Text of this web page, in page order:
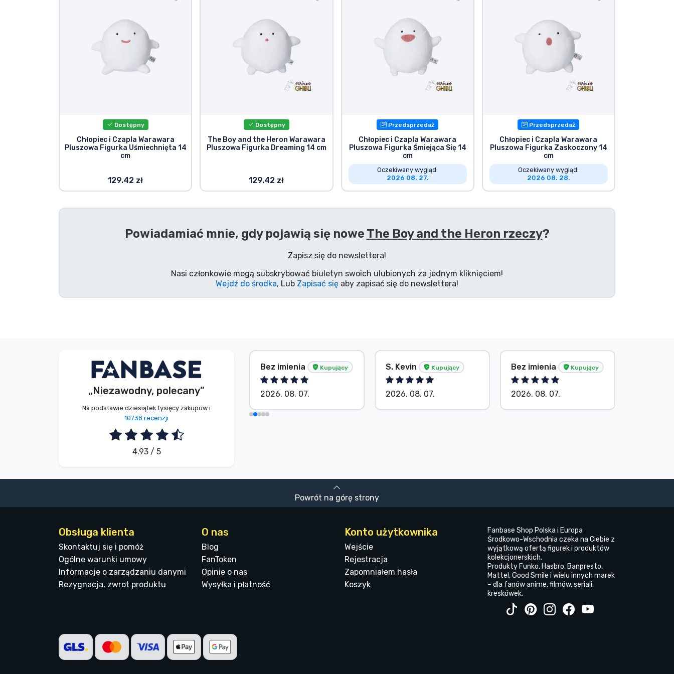
Dostępny
Chłopiec i Czapla Warawara
Pluszowa Figurka Uśmiechnięta 14
cm
129.42 zł
Dostępny
The Boy and the Heron Warawara
Pluszowa Figurka Dreaming 14 cm
129.42 zł
Przedsprzedaż
Chłopiec i Czapla Warawara
Pluszowa Figurka Śmiejąca Się 14
cm
Oczekiwany wygląd:
2026 08. 27.
Przedsprzedaż
Chłopiec i Czapla Warawara
Pluszowa Figurka Zaskoczony 14
cm
Oczekiwany wygląd:
2026 08. 28.
Powiadamiać mnie, gdy pojawią się nowe The Boy and the Heron rzeczy?
Zapisz się do newslettera!
Nasi członkowie mogą subskrybować biuletyn swoich ulubionych za jednym kliknięciem!
Wejdź do środka, Lub Zapisać się aby zapisać się do newslettera!
„Niezawodny, polecany”
Na podstawie dziesiątek tysięcy zakupów i
10738 recenzji
4.93 / 5
G. Gábor Kupujący
2026. 08. 07.
Bez imienia Kupujący
2026. 08. 07.
S. Kevin Kupujący
2026. 08. 07.
Bez imienia Kupujący
2026. 08. 07.
Powrót na górę strony
Obsługa klienta
Skontaktuj się i pomóż
Ogólne warunki umowy
Informacje o zarządzaniu danymi
Rezygnacja, zwrot produktu
O nas
Blog
FanToken
Opinie o nas
Wysyłka i płatność
Konto użytkownika
Wejście
Rejestracja
Zapomniałem hasła
Koszyk
Fanbase Shop Polska i Europa
Środkowo-Wschodnia czeka na Ciebie z
wyjątkową ofertą figurek i produktów
kolekcjonerskich.
Produkty Funko, Hasbro, Banpresto,
Mattel, Good Smile i wielu innych marek
– dla fanów anime, filmów, seriali,
kreskówek.
Rzeczy filmowe
Rzeczy dla graczy
Rzeczy muzyczne